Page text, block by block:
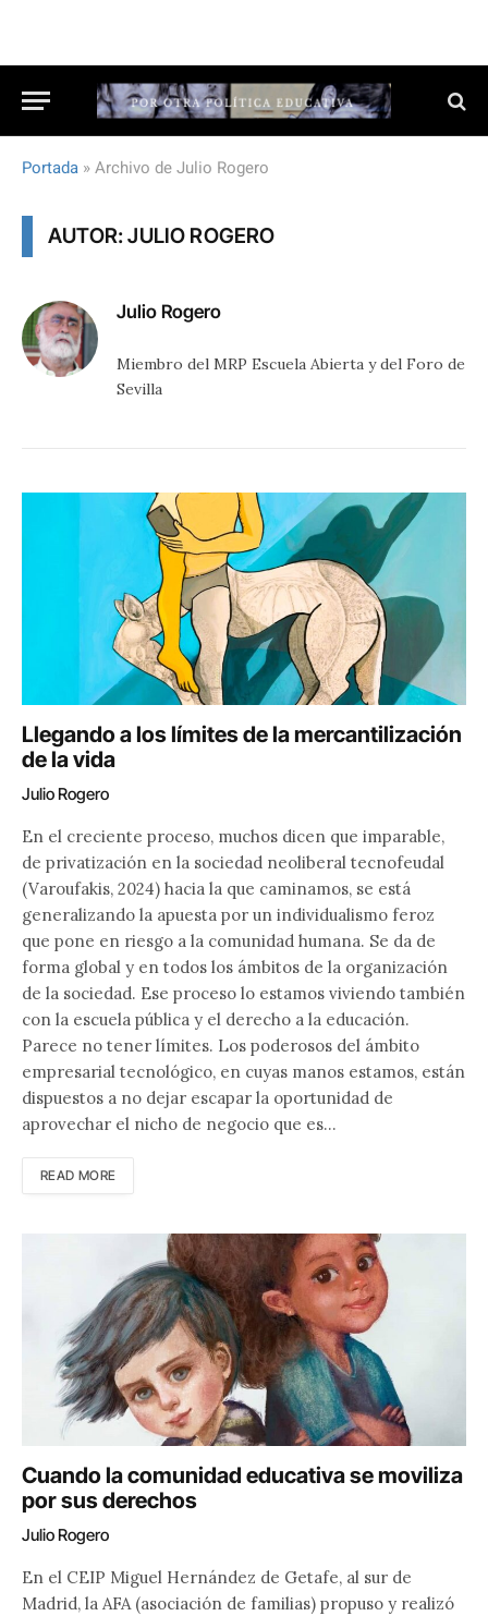
Portada »Archivo de Julio Rogero
AUTOR: JULIO ROGERO
Julio Rogero
Miembro del MRP Escuela Abierta y del Foro de
Sevilla
Llegando a los límites de la mercantilización
de la vida
Julio Rogero
En el creciente proceso, muchos dicen que imparable,
de privatización en la sociedad neoliberal tecnofeudal
(Varoufakis, 2024) hacia la que caminamos, se está
generalizando la apuesta por un individualismo feroz
que pone en riesgo a la comunidad humana. Se da de
forma global y en todos los ámbitos de la organización
de la sociedad. Ese proceso lo estamos viviendo también
con la escuela pública y el derecho a la educación.
Parece no tener límites. Los poderosos del ámbito
empresarial tecnológico, en cuyas manos estamos, están
dispuestos a no dejar escapar la oportunidad de
aprovechar el nicho de negocio que es…
READ MORE
Cuando la comunidad educativa se moviliza
por sus derechos
Julio Rogero
En el CEIP Miguel Hernández de Getafe, al sur de
Madrid, la AFA (asociación de familias) propuso y realizó